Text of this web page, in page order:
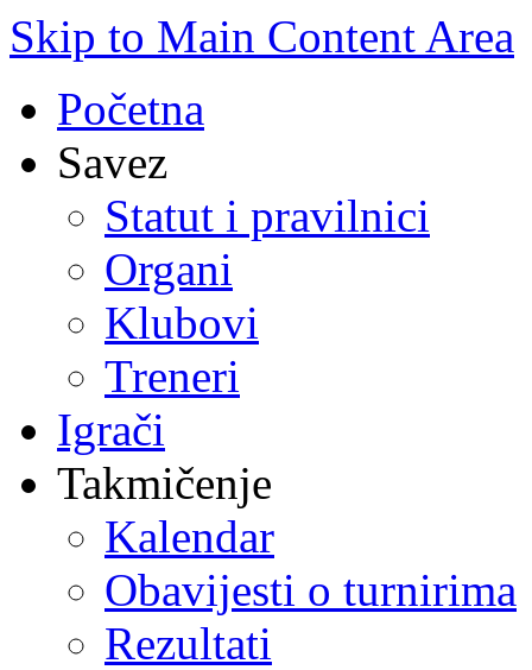
Skip to Main Content Area
Početna
Savez
Statut i pravilnici
Organi
Klubovi
Treneri
Igrači
Takmičenje
Kalendar
Obavijesti o turnirima
Rezultati